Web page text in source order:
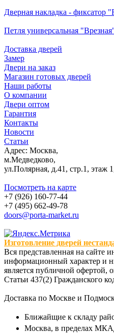
Дверная накладка - фиксатор
Петля универсальная
Доставка дверей
Замер
Двери на заказ
Магазин готовых дверей
Наши работы
О компании
Двери оптом
Гарантия
Контакты
Новости
Статьи
Адрес: Москва,
м.Медведково,
ул.Полярная, д.41, стр.1,
Посмотреть на карте
+7 (926) 160-77-44
+7 (495) 662-49-78
doors@porta-market.ru
Изготовление дверей
Вся представленная на сайте
информационный характер и
является публичной офертой,
Статьи 437(2) Гражданского
Доставка по Москве и
Ближайщие к складу
Москва, в пределах